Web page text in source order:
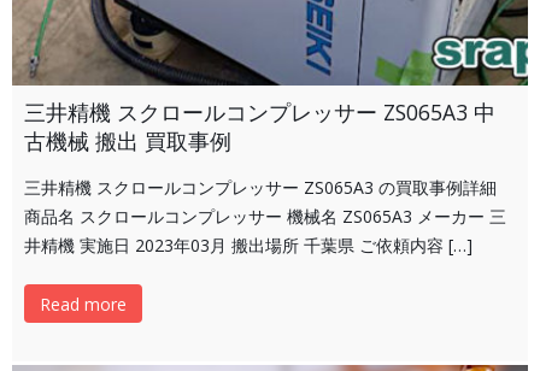
三井精機 スクロールコンプレッサー ZS065A3 中
古機械 搬出 買取事例
三井精機 スクロールコンプレッサー ZS065A3 の買取事例詳細
商品名 スクロールコンプレッサー 機械名 ZS065A3 メーカー 三
井精機 実施日 2023年03月 搬出場所 千葉県 ご依頼内容 […]
Read more